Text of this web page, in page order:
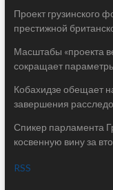
Проект грузинского
престижной
Масштабы «проекта
сокращает
Кобахидзе обещает
завершения
Спикер парламента
косвенную вину за
RSS